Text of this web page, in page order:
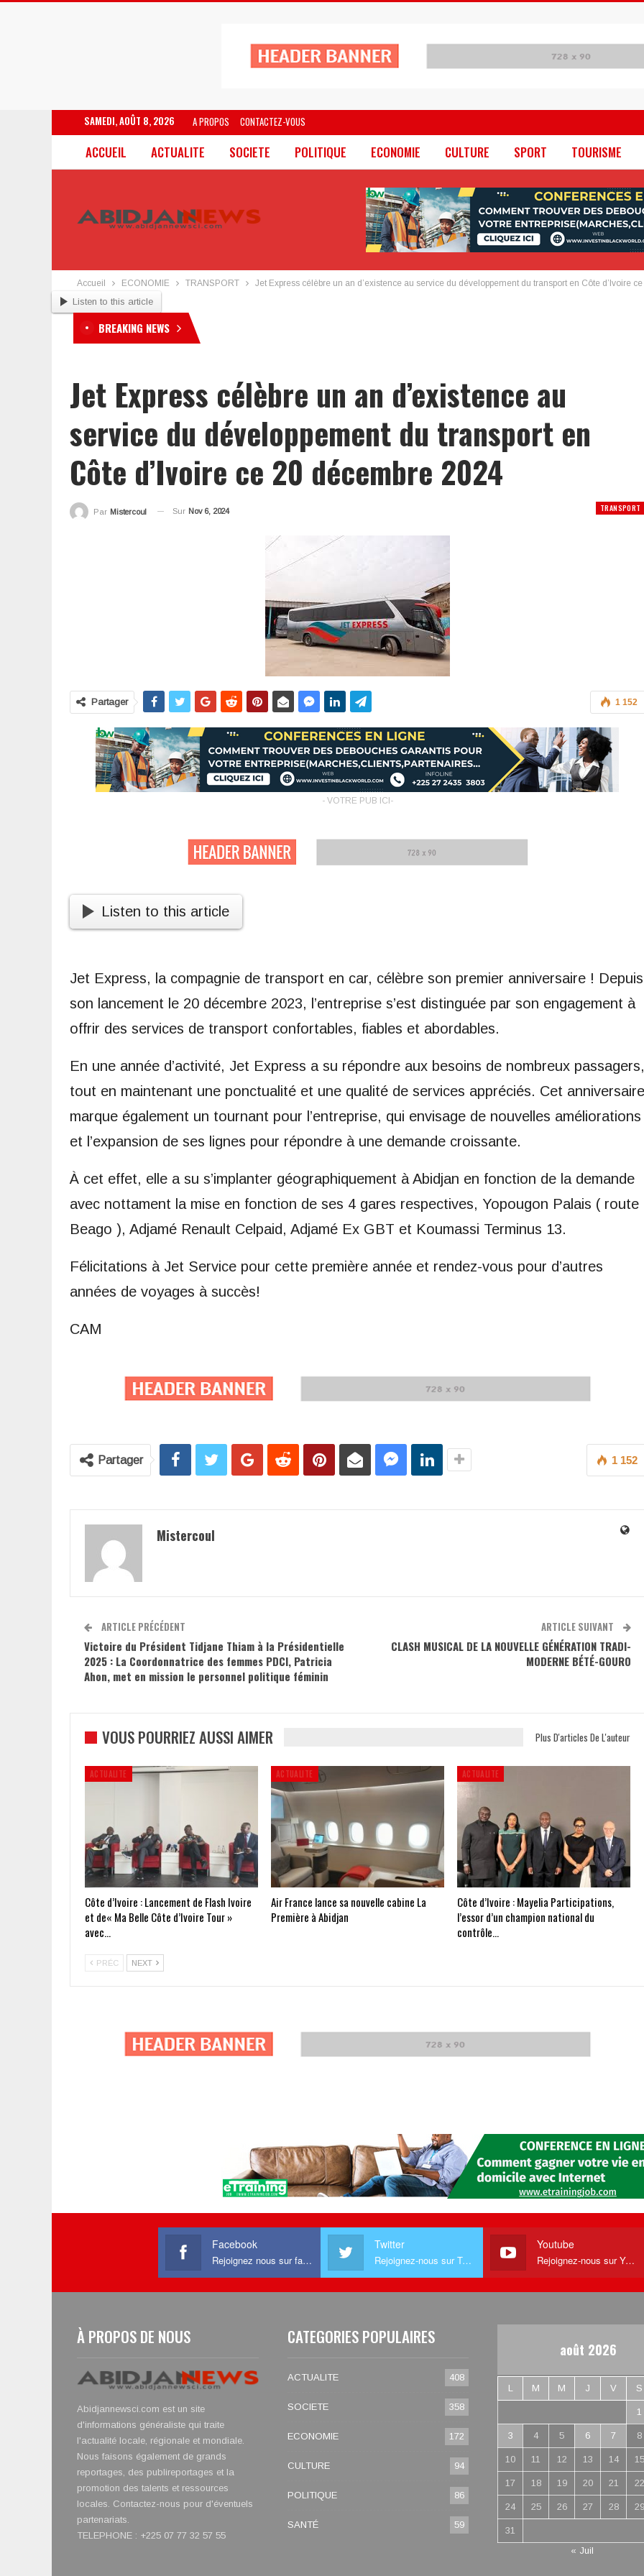
SAMEDI, AOÛT 8, 2026 A PROPOS CONTACTEZ-VOUS
ACCUEIL ACTUALITE SOCIETE POLITIQUE ECONOMIE CULTURE SPORT TOURISME
Accueil ECONOMIE TRANSPORT Jet Express célèbre un an d’existence au service du développement du transport en Côte d’Ivoire
Listen to this article
BREAKING NEWS
Jet Express célèbre un an d’existence au
service du développement du transport en
Côte d’Ivoire ce 20 décembre 2024
TRANSPORT
Par Mistercoul Sur Nov 6, 2024
1 152
Partager
- VOTRE PUB ICI-
Listen to this article
Jet Express, la compagnie de transport en car, célèbre son premier anniversaire ! Depuis
son lancement le 20 décembre 2023, l’entreprise s’est distinguée par son engagement à
offrir des services de transport confortables, fiables et abordables.
En une année d’activité, Jet Express a su répondre aux besoins de nombreux passagers,
tout en maintenant une ponctualité et une qualité de services appréciés. Cet anniversaire
marque également un tournant pour l’entreprise, qui envisage de nouvelles améliorations
et l’expansion de ses lignes pour répondre à une demande croissante.
À cet effet, elle a su s’implanter géographiquement à Abidjan en fonction de la demande
avec nottament la mise en fonction de ses 4 gares respectives, Yopougon Palais ( route
Beago ), Adjamé Renault Celpaid, Adjamé Ex GBT et Koumassi Terminus 13.
Félicitations à Jet Service pour cette première année et rendez-vous pour d’autres
années de voyages à succès!
CAM
1 152
Partager
Mistercoul
ARTICLE PRÉCÉDENT
Victoire du Président Tidjane Thiam à la Présidentielle
2025 : La Coordonnatrice des femmes PDCI, Patricia
Ahon, met en mission le personnel politique féminin
ARTICLE SUIVANT
CLASH MUSICAL DE LA NOUVELLE GÉNÉRATION TRADI-
MODERNE BÉTÉ-GOURO
VOUS POURRIEZ AUSSI AIMER Plus D'articles De L'auteur
ACTUALITE
Côte d’Ivoire : Lancement de Flash Ivoire
et de« Ma Belle Côte d’Ivoire Tour »
avec…
ACTUALITE
Air France lance sa nouvelle cabine La
Première à Abidjan
ACTUALITE
Côte d’Ivoire : Mayelia Participations,
l’essor d’un champion national du
contrôle…
PRÉC NEXT
Facebook
Rejoignez nous sur facebook
Twitter
Rejoignez-nous sur Twitter
Youtube
Rejoignez-nous sur Youtube
À PROPOS DE NOUS
Abidjannewsci.com est un site
d'informations généraliste qui traite
l'actualité locale, régionale et mondiale.
Nous faisons également de grands
reportages, des publireportages et la
promotion des talents et ressources
locales. Contactez-nous pour d'éventuels
partenariats.
TELEPHONE : +225 07 77 32 57 55
CATEGORIES POPULAIRES
ACTUALITE 408
SOCIETE 358
ECONOMIE 172
CULTURE 94
POLITIQUE 86
SANTÉ 59
août 2026
L M M J V S
1
3 4 5 6 7 8
10 11 12 13 14 15
17 18 19 20 21 22
24 25 26 27 28 29
31
« Juil